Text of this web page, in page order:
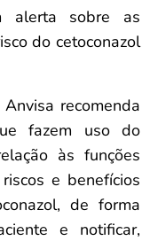
alerta sobre as
do cetoconazol
recomenda
fazem uso do
às funções
e benefícios
de forma
e notificar,